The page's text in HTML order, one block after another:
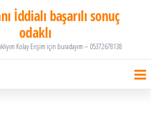
İddialı başarılı sonuç
odaklı
Kolay Erişim için buradayım – 05372678138